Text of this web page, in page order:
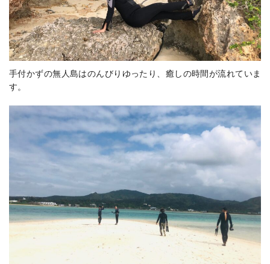
手付かずの無人島はのんびりゆったり、癒しの時間が流れていま
す。